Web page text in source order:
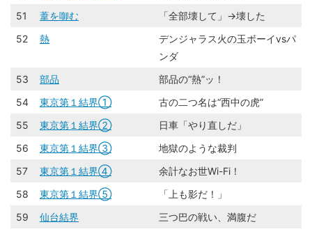
51
葦を啣む
「全部壊して」→壊した
52
熱
デンジャラス火の玉ボーイvsパ
ンダ
53
部品
部品の“熱”ッ！
54
東京第１結界①
古の二つ名は“西中の虎”
55
東京第１結界②
日車「やり直しだ」
56
東京第１結界③
地獄のような裁判
57
東京第１結界④
余計なお世Wi-Fi！
58
東京第１結界⑤
「上も影だ！」
59
仙台結界 三つ巴の戦い、満腹だ